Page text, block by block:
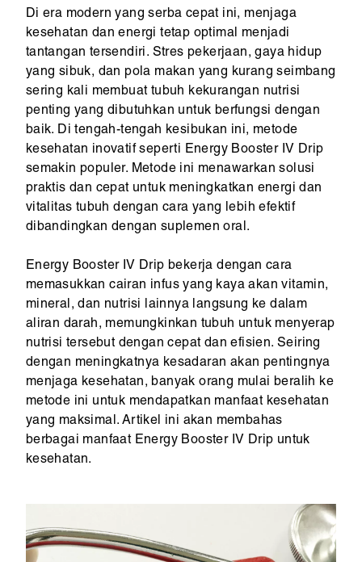
Di era modern yang serba cepat ini, menjaga
kesehatan dan energi tetap optimal menjadi
tantangan tersendiri. Stres pekerjaan, gaya hidup
yang sibuk, dan pola makan yang kurang seimbang
sering kali membuat tubuh kekurangan nutrisi
penting yang dibutuhkan untuk berfungsi dengan
baik. Di tengah-tengah kesibukan ini, metode
kesehatan inovatif seperti Energy Booster IV Drip
semakin populer. Metode ini menawarkan solusi
praktis dan cepat untuk meningkatkan energi dan
vitalitas tubuh dengan cara yang lebih efektif
dibandingkan dengan suplemen oral.
Energy Booster IV Drip bekerja dengan cara
memasukkan cairan infus yang kaya akan vitamin,
mineral, dan nutrisi lainnya langsung ke dalam
aliran darah, memungkinkan tubuh untuk menyerap
nutrisi tersebut dengan cepat dan efisien. Seiring
dengan meningkatnya kesadaran akan pentingnya
menjaga kesehatan, banyak orang mulai beralih ke
metode ini untuk mendapatkan manfaat kesehatan
yang maksimal. Artikel ini akan membahas
berbagai manfaat Energy Booster IV Drip untuk
kesehatan.